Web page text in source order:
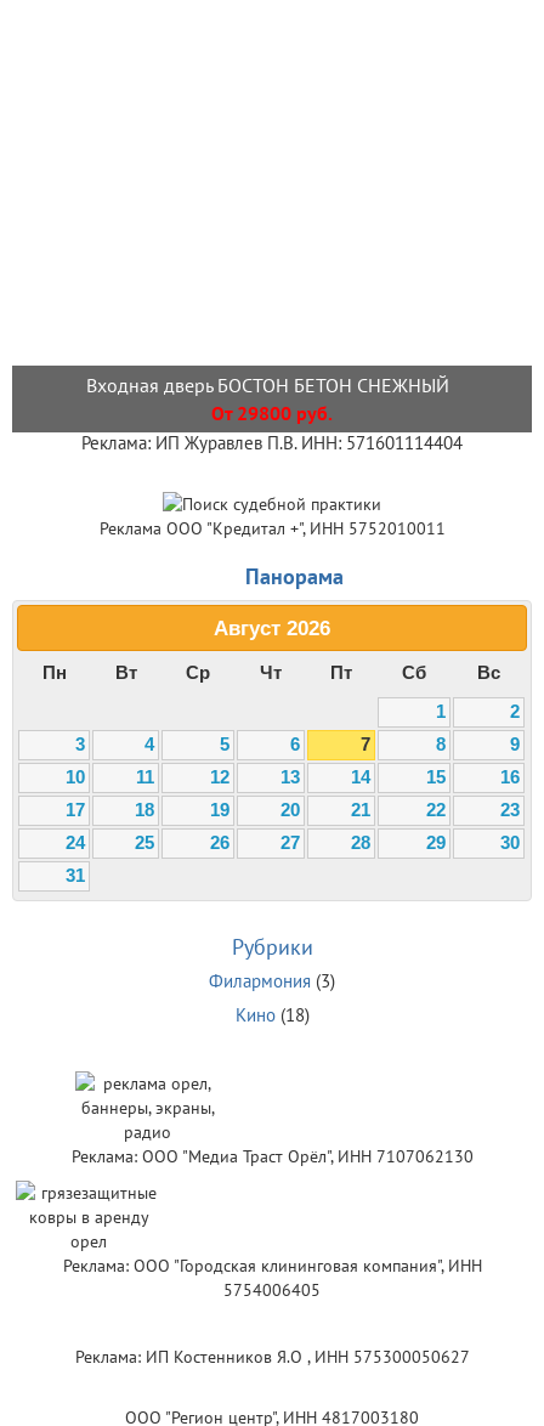
Входная дверь БОСТОН БЕТОН СНЕЖНЫЙ
От 29800 руб.
Реклама: ИП Журавлев П.В. ИНН: 571601114404
Реклама ООО "Кредитал +", ИНН 5752010011
Панорама
Август 2026
Пн Вт Ср Чт Пт Сб
Вс
1
2
3
4 5 6 7 8
9
10
11 12 13 14 15
16
17
18 19 20 21 22
23
24
25 26 27 28 29
30
31
Рубрики
Филармония (3)
Кино(18)
Реклама: ООО "Медиа Траст Орёл", ИНН 7107062130
Реклама: ООО "Городская клининговая компания", ИНН
5754006405
Реклама: ИП Костенников Я.О , ИНН 575300050627
ООО "Регион центр", ИНН 4817003180